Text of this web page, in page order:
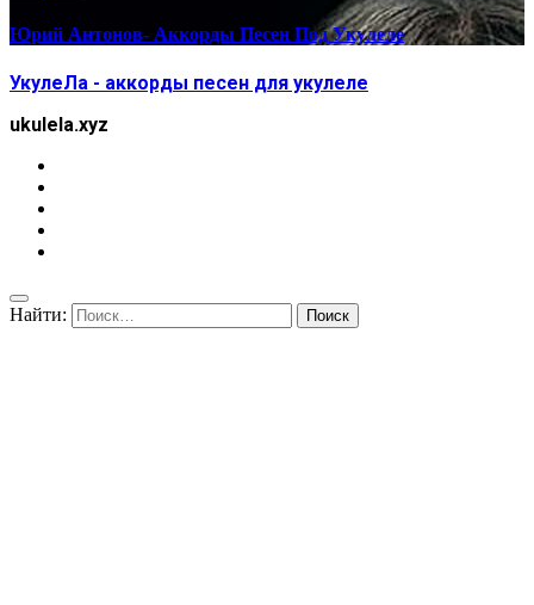
Юрий Антонов- Аккорды Песен Под Укулеле
УкулеЛа - аккорды песен для укулеле
ukulela.xyz
Найти: